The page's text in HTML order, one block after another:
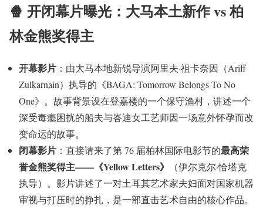
🍿 开闭幕片曝光：大马本土新作 vs 柏
林金熊奖得主
开幕影片 ：由大马本地新锐导演阿里夫·祖卡奈因（Ariff
Zulkarnain）执导的《BAGA: Tomorrow Belongs To No
One》。故事背景设在登嘉楼的一个保守渔村，讲述一个
深受毒瘾困扰的船夫与峇迪女工艺师因一场意外怀孕而改
变命运的故事。
闭幕影片 ：直接请来了第 76 届柏林国际电影节的最高荣
誉金熊奖得主——《Yellow Letters》
（伊尔克尔·恰塔克
执导）。影片讲述了一对土耳其艺术家夫妇面对国家机器
审视与打压时的挣扎，是一部直击艺术自由的核心作品。